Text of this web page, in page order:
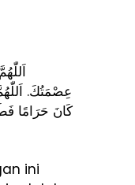
عِصْمَتُكَ.
كَانَ حَرَامًا
ini